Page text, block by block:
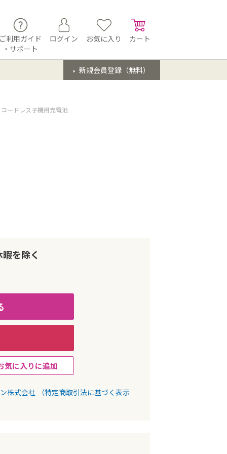
利用ガイド
・サポート
ログイン お気に入り カート
新規会員登録（無料）
コードレス子機用充電池
を除く
気に入りに追加
株式会社 （特定商取引法に基づく表示